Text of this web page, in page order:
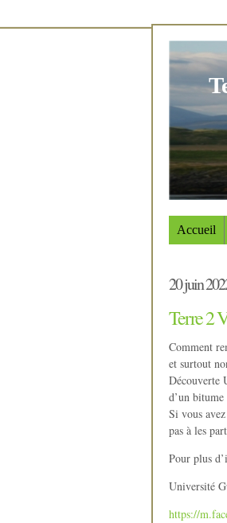
Accueil
20 juin
Terre 2
Comment
et surtout
Découverte
d’un bitume
Si vous
pas à les
Pour plus
Université
https://